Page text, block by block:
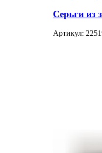
Серьги из
Артикул: